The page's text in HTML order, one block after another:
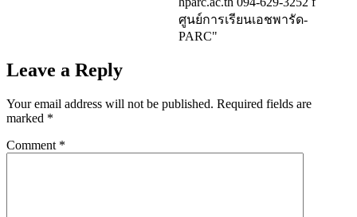
Leave a Reply
Your email address will not be published. Required fields are
marked *
Comment *